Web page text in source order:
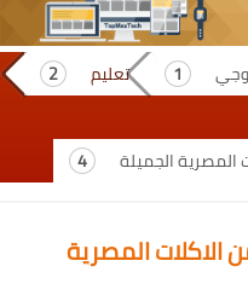
تعليم
الجميلة
المصرية